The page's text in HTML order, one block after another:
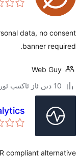
data, no consent
banner required.
Web Guy
10 دىن ئاز ئاكتىپ ئورنىتىش
compliant alternative